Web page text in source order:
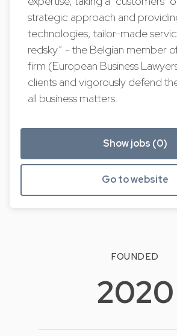
strategic approach and
technologies, tailor-made
redsky” - the Belgian member
firm (European Business
clients and vigorously defend
all business matters.
Show jobs (0)
Go to website
FOUNDED
2020